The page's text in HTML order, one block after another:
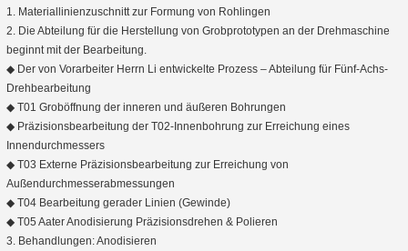
1. Materiallinienzuschnitt zur Formung von Rohlingen
2. Die Abteilung für die Herstellung von Grobprototypen an der Drehmaschine
beginnt mit der Bearbeitung.
◆ Der von Vorarbeiter Herrn Li entwickelte Prozess – Abteilung für Fünf-Achs-
Drehbearbeitung
◆ T01 Groböffnung der inneren und äußeren Bohrungen
◆ Präzisionsbearbeitung der T02-Innenbohrung zur Erreichung eines
Innendurchmessers
◆ T03 Externe Präzisionsbearbeitung zur Erreichung von
Außendurchmesserabmessungen
◆ T04 Bearbeitung gerader Linien (Gewinde)
◆ T05 Aater Anodisierung Präzisionsdrehen & Polieren
3. Behandlungen: Anodisieren